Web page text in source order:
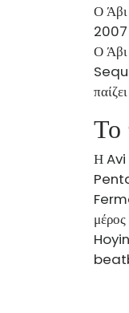
Ο
2007
Ο Άβι
Το
Η Avi